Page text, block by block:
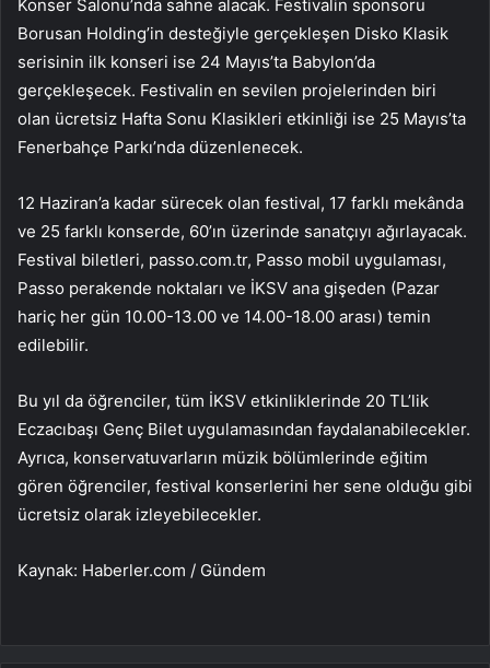
Konser Salonu’nda sahne alacak. Festivalin sponsoru
Borusan Holding’in desteğiyle gerçekleşen Disko Klasik
serisinin ilk konseri ise 24 Mayıs’ta Babylon’da
gerçekleşecek. Festivalin en sevilen projelerinden biri
olan ücretsiz Hafta Sonu Klasikleri etkinliği ise 25 Mayıs’ta
Fenerbahçe Parkı’nda düzenlenecek.
12 Haziran’a kadar sürecek olan festival, 17 farklı mekânda
ve 25 farklı konserde, 60’ın üzerinde sanatçıyı ağırlayacak.
Festival biletleri, passo.com.tr, Passo mobil uygulaması,
Passo perakende noktaları ve İKSV ana gişeden (Pazar
hariç her gün 10.00-13.00 ve 14.00-18.00 arası) temin
edilebilir.
Bu yıl da öğrenciler, tüm İKSV etkinliklerinde 20 TL’lik
Eczacıbaşı Genç Bilet uygulamasından faydalanabilecekler.
Ayrıca, konservatuvarların müzik bölümlerinde eğitim
gören öğrenciler, festival konserlerini her sene olduğu gibi
ücretsiz olarak izleyebilecekler.
Kaynak: Haberler.com / Gündem